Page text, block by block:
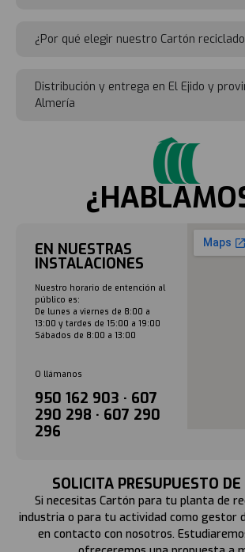
¿Por qué elegir nuestro Cartón
Distribución y entrega en El Ejido y
Almería
EN NUESTRAS
INSTALACIONES
Nuestro horario de entención al
público es:
De lunes a viernes de 8:00 a
13:00 y tardes de 15:00 a 19:00
Sábados de 8:00 a 13:00
O llámanos
950 162 903 · 607
290 298 · 607 290
296
SOLICITA PRESUPUESTO
Si necesitas Cartón para tu planta de
industria o para tu actividad como gestor
en contacto con nosotros.